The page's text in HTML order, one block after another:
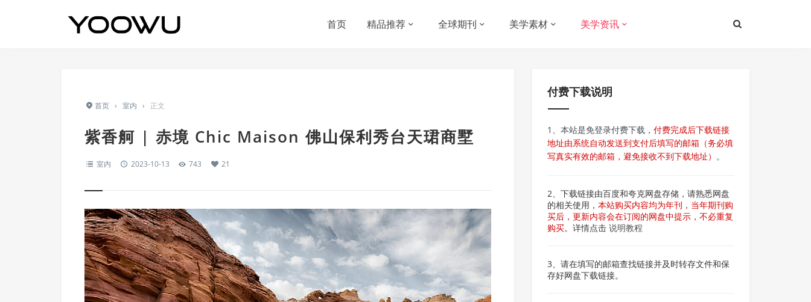
首页 精品推荐 全球期刊 美学素材 美学资讯
首页 › 室内 › 正文
紫香舸 | 赤境 Chic Maison 佛山保利秀台天珺商墅
室内 2023-10-13 743 21
付费下载说明
1、本站是免登录付费下载，付费完成后下载链接
地址由系统自动发送到支付后填写的邮箱（务必填
写真实有效的邮箱，避免接收不到下载地址） 。
2、下载链接由百度和夸克网盘存储，请熟悉网盘
的相关使用，本站购买内容均为年刊，当年期刊购
买后，更新内容会在订阅的网盘中提示，不必重复
购买。详情点击说明教程
3、请在填写的邮箱查找链接并及时转存文件和保
存好网盘下载链接。